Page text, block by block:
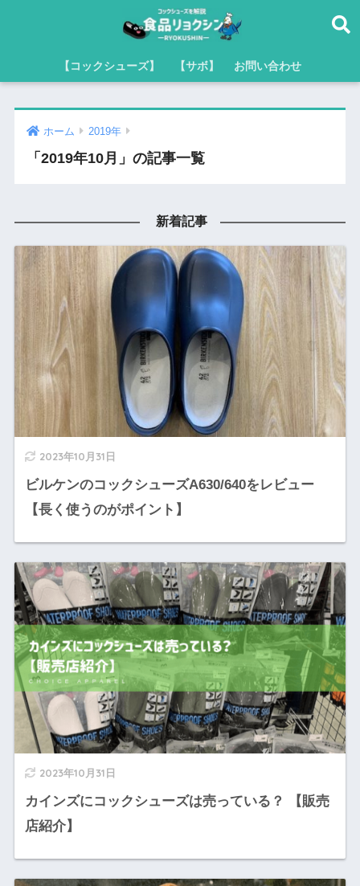
【コックシューズ】 【サボ】 お問い合わせ
ホーム 2019年
「2019年10月」の記事一覧
新着記事
2023年10月31日
ビルケンのコックシューズA630/640をレビュー
【長く使うのがポイント】
2023年10月31日
カインズにコックシューズは売っている？ 【販売
店紹介】